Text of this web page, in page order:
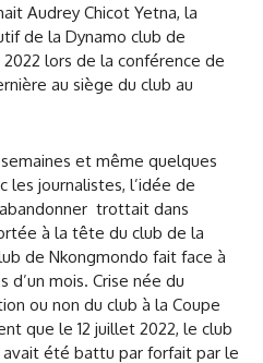
Audrey Chicot Yetna, la
de la Dynamo club de
lors de la conférence de
au siège du club au
et même quelques
les journalistes, l’idée de
trottait dans
à la tête du club de la
de Nkongmondo fait face à
d’un mois. Crise née du
ou non du club à la Coupe
que le 12 juillet 2022, le club
été battu par forfait par le